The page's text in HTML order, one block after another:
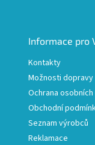
Informace pro
Kontakty
Možnosti dopravy
Ochrana osobních
Obchodní
Seznam výrobců
Reklamace